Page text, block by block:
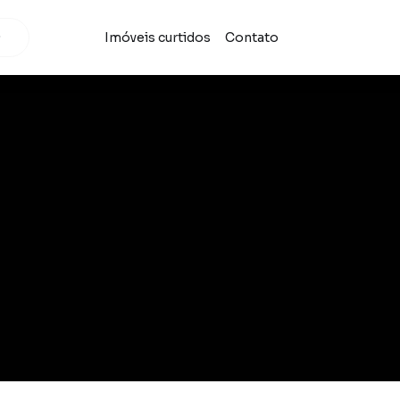
Imóveis curtidos Contato